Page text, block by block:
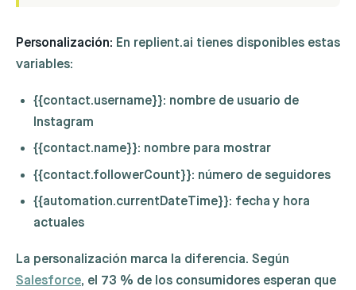
Personalización: En replient.ai tienes disponibles estas
variables:
{{contact.username}}: nombre de usuario de
Instagram
{{contact.name}}: nombre para mostrar
{{contact.followerCount}}: número de seguidores
{{automation.currentDateTime}}: fecha y hora
actuales
La personalización marca la diferencia. Según
Salesforce, el 73 % de los consumidores esperan que